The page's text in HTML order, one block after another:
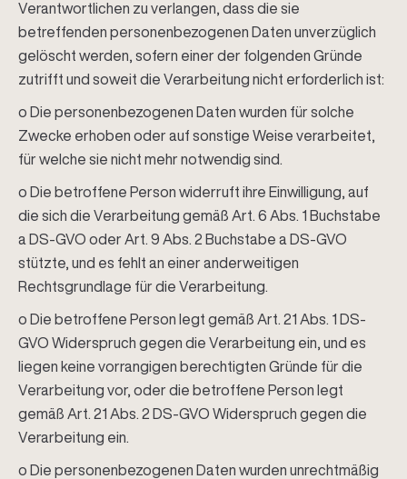
Verantwortlichen zu verlangen, dass die sie
betreffenden personenbezogenen Daten unverzüglich
gelöscht werden, sofern einer der folgenden Gründe
zutrifft und soweit die Verarbeitung nicht erforderlich ist:
o Die personenbezogenen Daten wurden für solche
Zwecke erhoben oder auf sonstige Weise verarbeitet,
für welche sie nicht mehr notwendig sind.
o Die betroffene Person widerruft ihre Einwilligung, auf
die sich die Verarbeitung gemäß Art. 6 Abs. 1 Buchstabe
a DS-GVO oder Art. 9 Abs. 2 Buchstabe a DS-GVO
stützte, und es fehlt an einer anderweitigen
Rechtsgrundlage für die Verarbeitung.
o Die betroffene Person legt gemäß Art. 21 Abs. 1 DS-
GVO Widerspruch gegen die Verarbeitung ein, und es
liegen keine vorrangigen berechtigten Gründe für die
Verarbeitung vor, oder die betroffene Person legt
gemäß Art. 21 Abs. 2 DS-GVO Widerspruch gegen die
Verarbeitung ein.
o Die personenbezogenen Daten wurden unrechtmäßig